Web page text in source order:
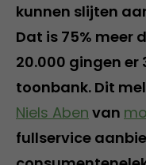
kunnen slijten
Dat is 75% meer
20.000 gingen er
toonbank. Dit
Niels Aben van
fullservice